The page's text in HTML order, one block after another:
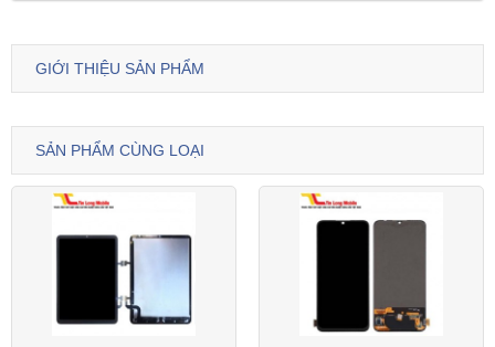
GIỚI THIỆU SẢN PHẨM
SẢN PHẨM CÙNG LOẠI